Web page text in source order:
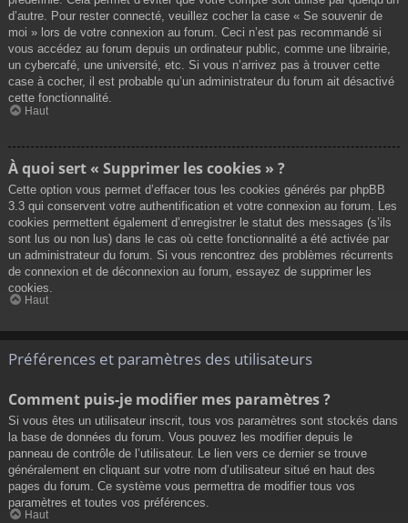
d’autre. Pour rester connecté, veuillez cocher la case « Se souvenir de
moi » lors de votre connexion au forum. Ceci n’est pas recommandé si
vous accédez au forum depuis un ordinateur public, comme une librairie,
un cybercafé, une université, etc. Si vous n’arrivez pas à trouver cette
case à cocher, il est probable qu’un administrateur du forum ait désactivé
cette fonctionnalité.
Haut
À quoi sert « Supprimer les cookies » ?
Cette option vous permet d’effacer tous les cookies générés par phpBB
3.3 qui conservent votre authentification et votre connexion au forum. Les
cookies permettent également d’enregistrer le statut des messages (s’ils
sont lus ou non lus) dans le cas où cette fonctionnalité a été activée par
un administrateur du forum. Si vous rencontrez des problèmes récurrents
de connexion et de déconnexion au forum, essayez de supprimer les
cookies.
Haut
Préférences et paramètres des utilisateurs
Comment puis-je modifier mes paramètres ?
Si vous êtes un utilisateur inscrit, tous vos paramètres sont stockés dans
la base de données du forum. Vous pouvez les modifier depuis le
panneau de contrôle de l’utilisateur. Le lien vers ce dernier se trouve
généralement en cliquant sur votre nom d’utilisateur situé en haut des
pages du forum. Ce système vous permettra de modifier tous vos
paramètres et toutes vos préférences.
Haut